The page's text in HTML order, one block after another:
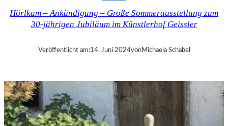
Hörlkam – Ankündigung – Große Sommerausstellung zum
30-jährigen Jubiläum im Künstlerhof Geissler
Veröffentlicht am:14. Juni 2024vonMichaela Schabel